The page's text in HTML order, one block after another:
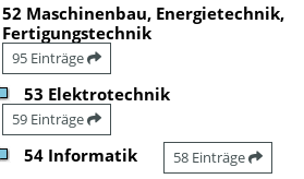
52 Maschinenbau, Energietechnik,
Fertigungstechnik
95 Einträge
53 Elektrotechnik
59 Einträge
54 Informatik 58 Einträge